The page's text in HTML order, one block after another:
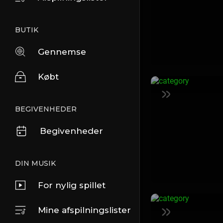
BUTIK
Gennemse
Købt
BEGIVENHEDER
Begivenheder
DIN MUSIK
For nylig spillet
Mine afspilningslister